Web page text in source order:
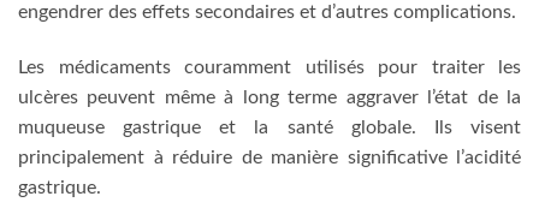
engendrer des effets secondaires et d’autres complications.
Les médicaments couramment utilisés pour traiter les
ulcères peuvent même à long terme aggraver l’état de la
muqueuse gastrique et la santé globale. Ils visent
principalement à réduire de manière significative l’acidité
gastrique.